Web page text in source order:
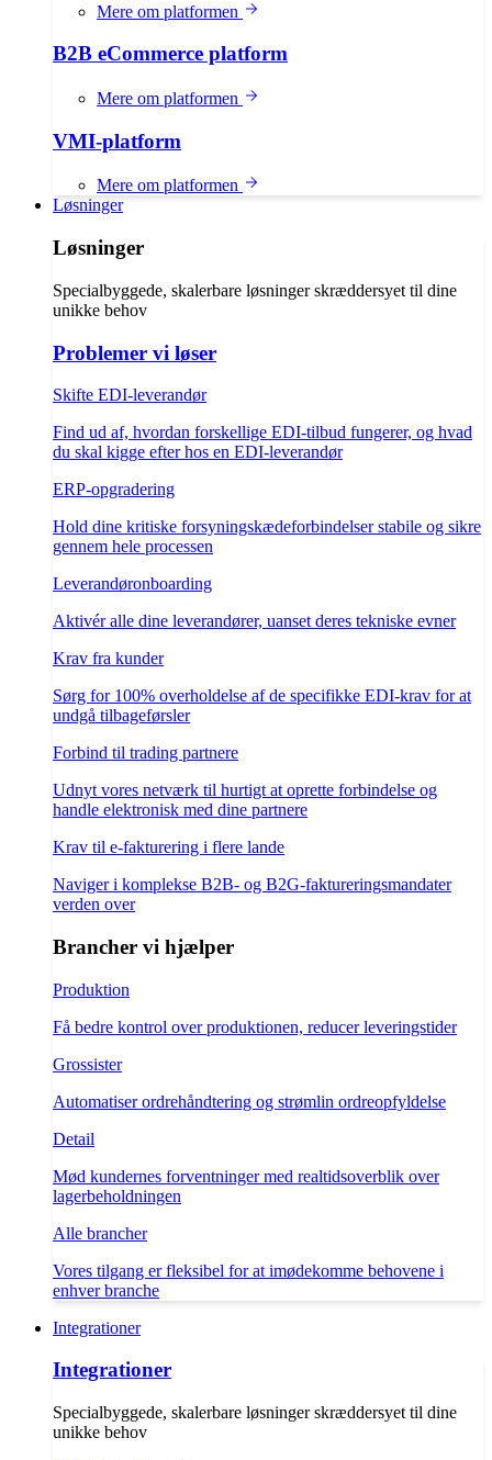
Mere om platformen
B2B eCommerce platform
Mere om platformen
VMI-platform
Mere om platformen
Løsninger
Løsninger
Specialbyggede, skalerbare løsninger skræddersyet til dine
unikke behov
Problemer vi løser
Skifte EDI-leverandør
Find ud af, hvordan forskellige EDI-tilbud fungerer, og hvad
du skal kigge efter hos en EDI-leverandør
ERP-opgradering
Hold dine kritiske forsyningskædeforbindelser stabile og sikre
gennem hele processen
Leverandøronboarding
Aktivér alle dine leverandører, uanset deres tekniske evner
Krav fra kunder
Sørg for 100% overholdelse af de specifikke EDI-krav for at
undgå tilbageførsler
Forbind til trading partnere
Udnyt vores netværk til hurtigt at oprette forbindelse og
handle elektronisk med dine partnere
Krav til e-fakturering i flere lande
Naviger i komplekse B2B- og B2G-faktureringsmandater
verden over
Brancher vi hjælper
Produktion
Få bedre kontrol over produktionen, reducer leveringstider
Grossister
Automatiser ordrehåndtering og strømlin ordreopfyldelse
Detail
Mød kundernes forventninger med realtidsoverblik over
lagerbeholdningen
Alle brancher
Vores tilgang er fleksibel for at imødekomme behovene i
enhver branche
Integrationer
Integrationer
Specialbyggede, skalerbare løsninger skræddersyet til dine
unikke behov